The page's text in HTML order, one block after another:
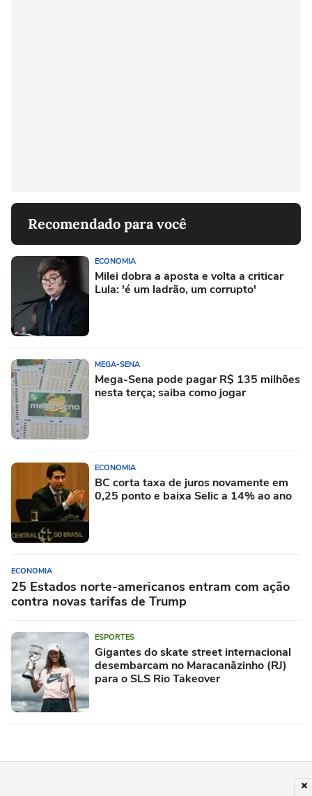
Recomendado para você
ECONOMIA
Milei dobra a aposta e volta a criticar
Lula: 'é um ladrão, um corrupto'
MEGA-SENA
Mega-Sena pode pagar R$ 135 milhões
nesta terça; saiba como jogar
ECONOMIA
BC corta taxa de juros novamente em
0,25 ponto e baixa Selic a 14% ao ano
ECONOMIA
25 Estados norte-americanos entram com ação
contra novas tarifas de Trump
ESPORTES
Gigantes do skate street internacional
desembarcam no Maracanãzinho (RJ)
para o SLS Rio Takeover